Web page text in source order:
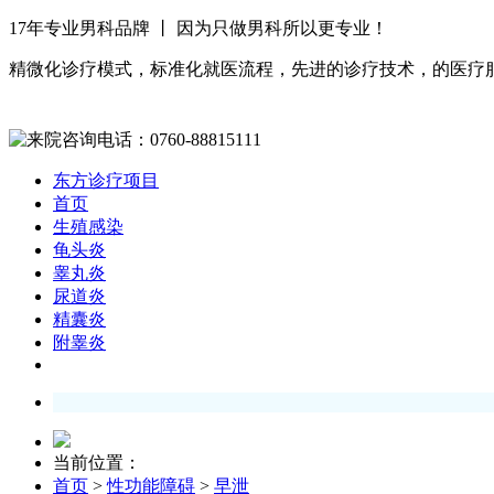
17年专业男科品牌 丨 因为只做男科所以更专业！
精微化诊疗模式，标准化就医流程，先进的诊疗技术，的医疗
东方诊疗项目
首页
生殖感染
龟头炎
睾丸炎
尿道炎
精囊炎
附睾炎
当前位置：
首页 >性功能障碍 > 早泄